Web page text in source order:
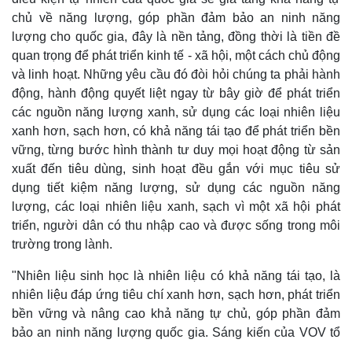
Pháp luật
Vụ án
Tư vấn luật
Quân sự - Quốc phòng
Phân tích
chủ về năng lượng, góp phần đảm bảo an ninh năng
lượng cho quốc gia, đây là nền tảng, đồng thời là tiền đề
quan trọng để phát triển kinh tế - xã hội, một cách chủ động
và linh hoạt. Những yêu cầu đó đòi hỏi chúng ta phải hành
động, hành động quyết liệt ngay từ bây giờ để phát triển
các nguồn năng lượng xanh, sử dụng các loại nhiên liệu
xanh hơn, sạch hơn, có khả năng tái tạo để phát triển bền
vững, từng bước hình thành tư duy mọi hoạt động từ sản
xuất đến tiêu dùng, sinh hoạt đều gắn với mục tiêu sử
dụng tiết kiệm năng lượng, sử dụng các nguồn năng
lượng, các loại nhiên liệu xanh, sạch vì một xã hội phát
triển, người dân có thu nhập cao và được sống trong môi
trường trong lành.
"Nhiên liệu sinh học là nhiên liệu có khả năng tái tạo, là
nhiên liệu đáp ứng tiêu chí xanh hơn, sạch hơn, phát triển
bền vững và nâng cao khả năng tự chủ, góp phần đảm
bảo an ninh năng lượng quốc gia. Sáng kiến của VOV tổ